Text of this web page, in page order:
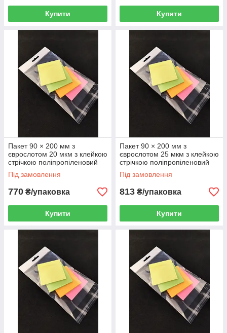
Купити Купити
Пакет 90 × 200 мм з
єврослотом 20 мкм з клейкою
стрічкою поліпропіленовий
БОПП 1000 шт
Під замовлення
770 ₴/упаковка
Купити
Пакет 90 × 200 мм з
єврослотом 25 мкм з клейкою
стрічкою поліпропіленовий
БОПП 1000 шт
Під замовлення
813 ₴/упаковка
Купити